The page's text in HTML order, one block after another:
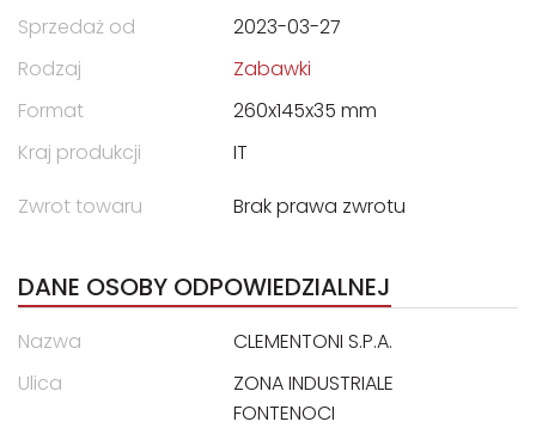
Sprzedaż od
2023-03-27
Rodzaj
Zabawki
Format
260x145x35 mm
Kraj produkcji
IT
Zwrot towaru
Brak prawa zwrotu
DANE OSOBY ODPOWIEDZIALNEJ
Nazwa
CLEMENTONI S.P.A.
Ulica
ZONA INDUSTRIALE
FONTENOCI